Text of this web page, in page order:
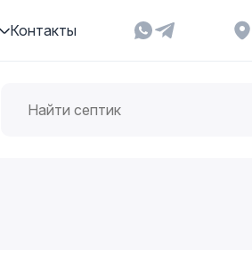
Контакты